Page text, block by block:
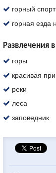
горный спорт
горная езда
Развлечения
горы
красивая
реки
леса
заповедник